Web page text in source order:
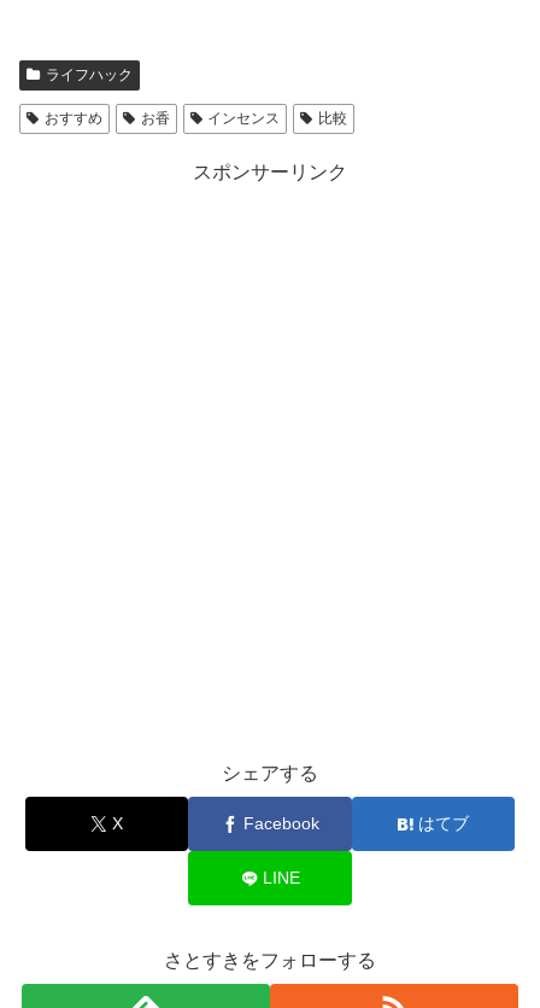
ライフハック
おすすめ お香 インセンス 比較
スポンサーリンク
シェアする
X Facebook はてブ
LINE
さとすきをフォローする